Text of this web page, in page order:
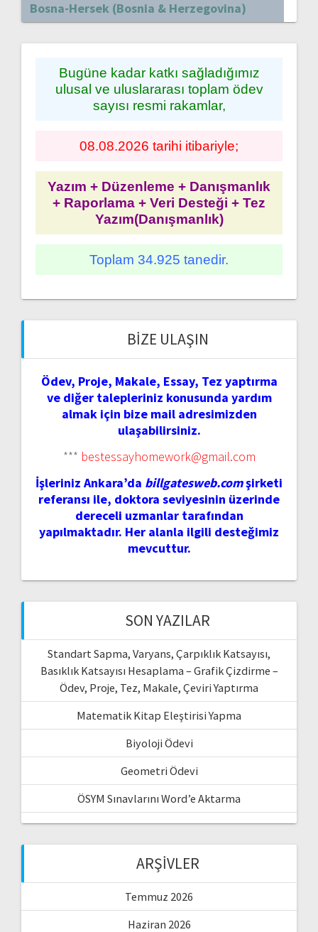
Bosna-Hersek (Bosnia & Herzegovina)
Bugüne kadar katkı sağladığımız
ulusal ve uluslararası toplam ödev
sayısı resmi rakamlar,
08.08.2026 tarihi itibariyle;
Yazım + Düzenleme + Danışmanlık
+ Raporlama + Veri Desteği + Tez
Yazım(Danışmanlık)
Toplam 34.925 tanedir.
BIZE ULAŞIN
Ödev, Proje, Makale, Essay, Tez yaptırma
ve diğer talepleriniz konusunda yardım
almak için bize mail adresimizden
ulaşabilirsiniz.
*** bestessayhomework@gmail.com
İşleriniz Ankara’da billgatesweb.comşirketi
referansı ile, doktora seviyesinin üzerinde
dereceli uzmanlar tarafından
yapılmaktadır. Her alanla ilgili desteğimiz
mevcuttur.
SON YAZILAR
Standart Sapma, Varyans, Çarpıklık Katsayısı,
Basıklık Katsayısı Hesaplama – Grafik Çizdirme –
Ödev, Proje, Tez, Makale, Çeviri Yaptırma
Matematik Kitap Eleştirisi Yapma
Biyoloji Ödevi
Geometri Ödevi
ÖSYM Sınavlarını Word’e Aktarma
ARŞIVLER
Temmuz 2026
Haziran 2026